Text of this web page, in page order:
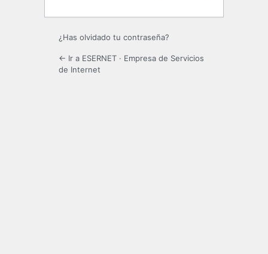
¿Has olvidado tu contraseña?
← Ir a ESERNET · Empresa de Servicios
de Internet